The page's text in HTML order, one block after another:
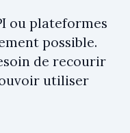
ou plateformes
possible.
de recourir
utiliser